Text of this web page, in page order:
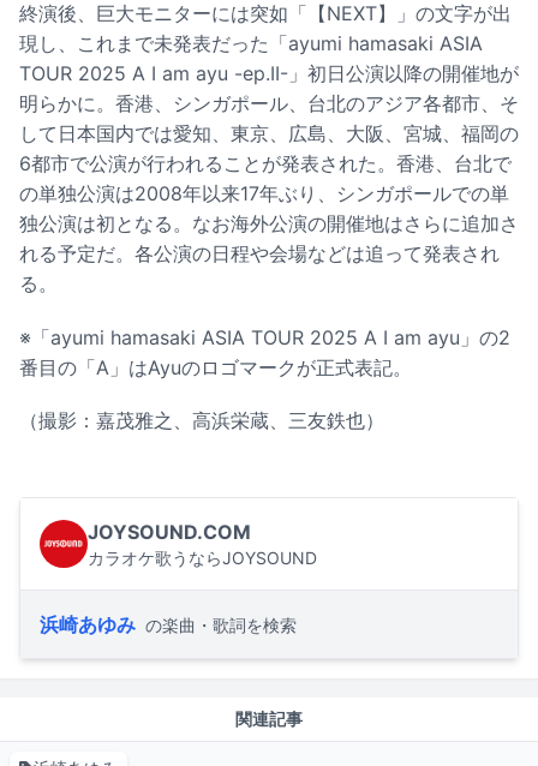
終演後、巨大モニターには突如「【NEXT】」の文字が出
現し、これまで未発表だった「ayumi hamasaki ASIA
TOUR 2025 A I am ayu -ep.II-」初日公演以降の開催地が
明らかに。香港、シンガポール、台北のアジア各都市、そ
して日本国内では愛知、東京、広島、大阪、宮城、福岡の
6都市で公演が行われることが発表された。香港、台北で
の単独公演は2008年以来17年ぶり、シンガポールでの単
独公演は初となる。なお海外公演の開催地はさらに追加さ
れる予定だ。各公演の日程や会場などは追って発表され
る。
※「ayumi hamasaki ASIA TOUR 2025 A I am ayu」の2
番目の「A」はAyuのロゴマークが正式表記。
（撮影：嘉茂雅之、高浜栄蔵、三友鉄也）
JOYSOUND.COM
カラオケ歌うならJOYSOUND
浜崎あゆみ の楽曲・歌詞を検索
関連記事